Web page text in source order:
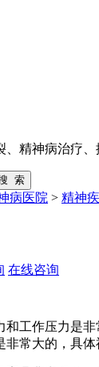
、精神病治疗
病医院 > 精神
在线咨询
作压力是非
非常大的，具